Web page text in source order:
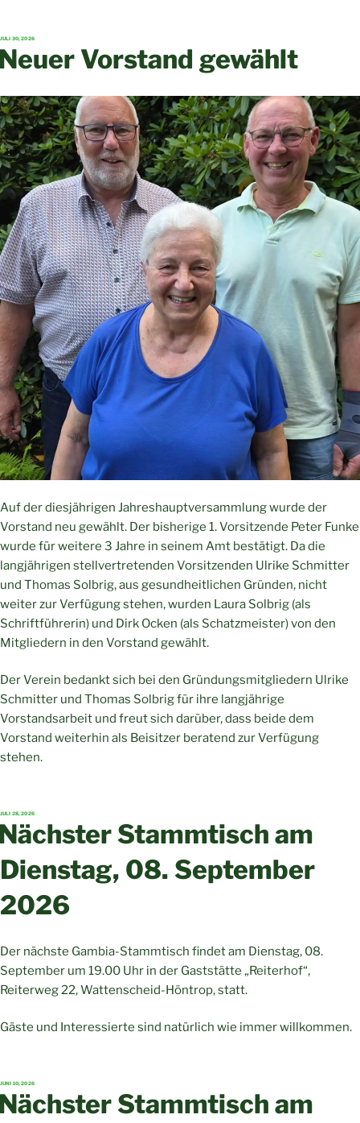
VERÖFFENTLICHT
JULI 30, 2026
Vorstand gewählt
Auf der diesjährigen Jahreshauptversammlung wurde der
Vorstand neu gewählt. Der bisherige 1. Vorsitzende Peter Funke
wurde für weitere 3 Jahre in seinem Amt bestätigt. Da die
langjährigen stellvertretenden Vorsitzenden Ulrike Schmitter
und Thomas Solbrig, aus gesundheitlichen Gründen, nicht
weiter zur Verfügung stehen, wurden Laura Solbrig (als
Schriftführerin) und Dirk Ocken (als Schatzmeister) von den
Mitgliedern in den Vorstand gewählt.
Der Verein bedankt sich bei den Gründungsmitgliedern Ulrike
Schmitter und Thomas Solbrig für ihre langjährige
Vorstandsarbeit und freut sich darüber, dass beide dem
Vorstand weiterhin als Beisitzer beratend zur Verfügung
stehen.
VERÖFFENTLICHT
JULI 28, 2026
Stammtisch am
Dienstag, 08. September
2026
Der nächste Gambia-Stammtisch findet am Dienstag, 08.
September um 19.00 Uhr in der Gaststätte „Reiterhof“,
Reiterweg 22, Wattenscheid-Höntrop, statt.
Gäste und Interessierte sind natürlich wie immer willkommen.
VERÖFFENTLICHT
JUNI 10, 2026
Stammtisch am